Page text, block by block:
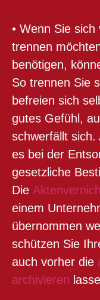
• Wenn Sie
trennen
benötigen,
So trennen Sie
befreien sich
gutes Gefühl,
schwerfällt
es bei der
gesetzliche
Die
einem
übernommen
schützen Sie
auch vorher die
archivieren